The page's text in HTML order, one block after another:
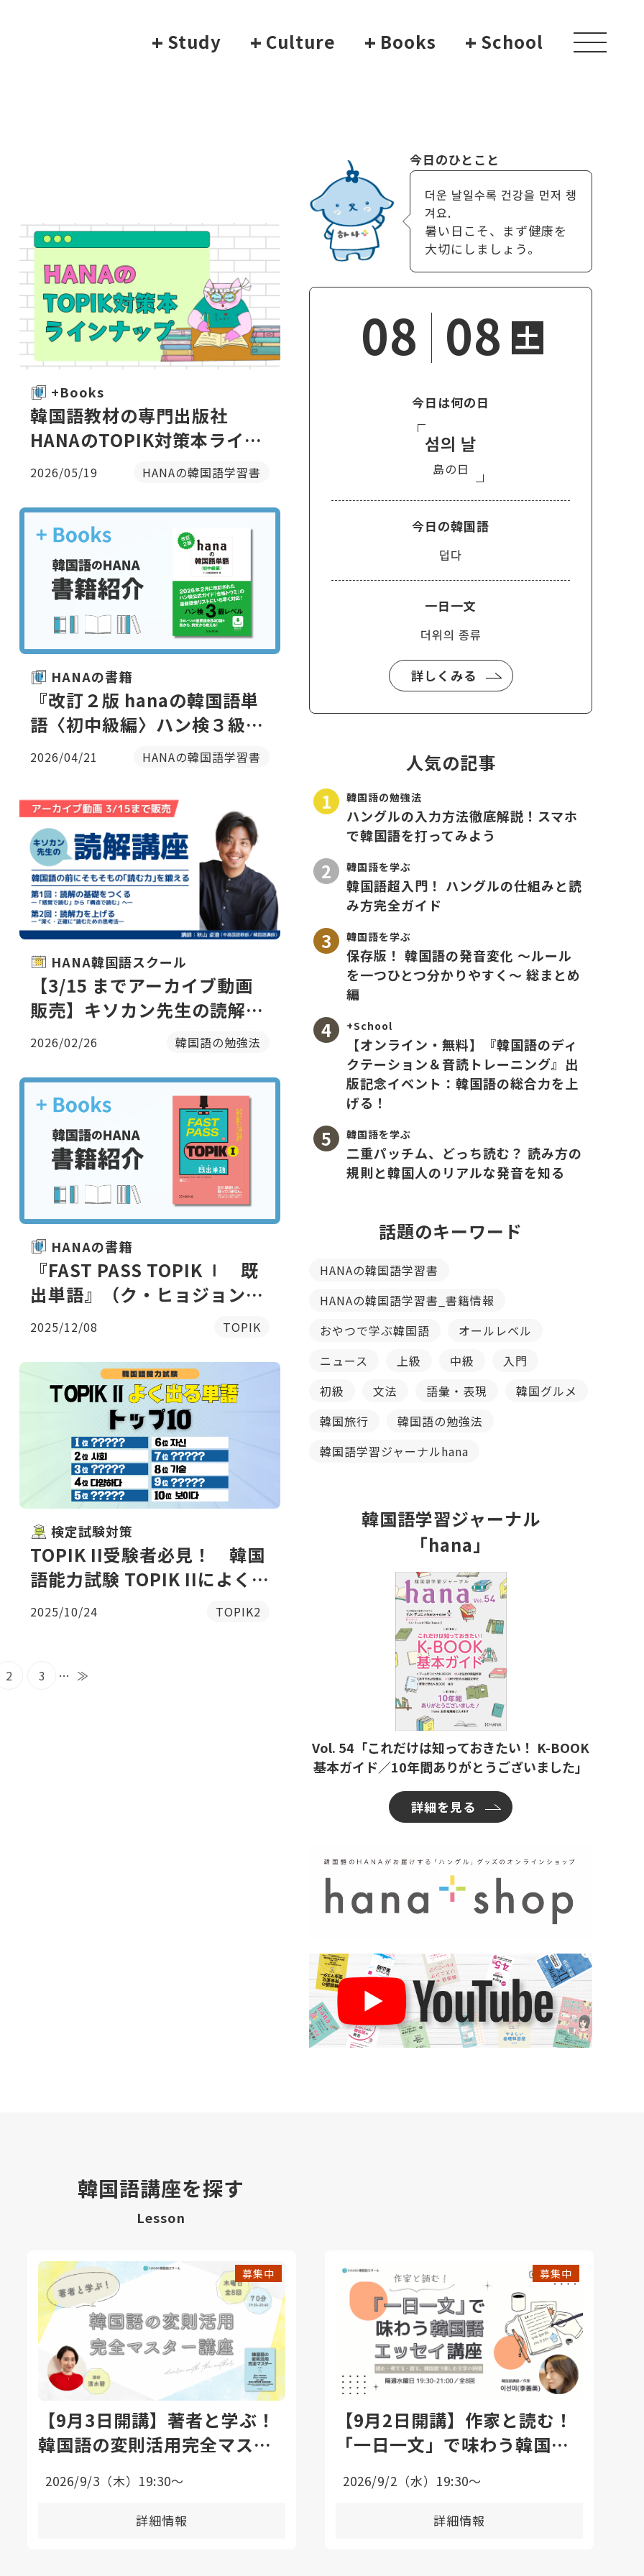
+ Study + Culture + Books + School
toggle
+Books
韓国語教材の専門出版社
HANAのTOPIK対策本ライン
ナップ
2026/05/19 HANAの韓国語学習書
HANAの書籍
『改訂２版 hanaの韓国語単
語〈初中級編〉ハン検３級レ
ベル』（ミリネ韓国語教室 著
2026/04/21 HANAの韓国語学習書
HANA韓国語スクール
【3/15 までアーカイブ動画
販売】キソカン先生の読解講
座｜韓国語の前にそもそもの
「読む力」を鍛える（全2
回）
2026/02/26 韓国語の勉強法
HANAの書籍
『FAST PASS TOPIK Ⅰ 既
出単語』（ク・ヒョジョン著
他｜HANA刊）
2025/12/08 TOPIK
検定試験対策
TOPIK II受験者必見！ 韓国
語能力試験 TOPIK IIによく出
る単語TOP10【例文付き】
2025/10/24 TOPIK2
2 3 … ≫
今日のひとこと
더운 날일수록 건강을 먼저 챙
겨요.
暑い日こそ、まず健康を
大切にしましょう。
08 08 土
今日は何の日
섬의 날
島の日
今日の韓国語
덥다
一日一文
더위의 종류
詳しくみる
人気の記事
韓国語の勉強法
ハングルの入力方法徹底解説！スマホ
で韓国語を打ってみよう
韓国語を学ぶ
韓国語超入門！ ハングルの仕組みと読
み方完全ガイド
韓国語を学ぶ
保存版！ 韓国語の発音変化 〜ルール
を一つひとつ分かりやすく〜 総まとめ
編
+School
【オンライン・無料】『韓国語のディ
クテーション＆音読トレーニング』出
版記念イベント：韓国語の総合力を上
げる！
韓国語を学ぶ
二重パッチム、どっち読む？ 読み方の
規則と韓国人のリアルな発音を知る
話題のキーワード
HANAの韓国語学習書
HANAの韓国語学習書_書籍情報
おやつで学ぶ韓国語
オールレベル
ニュース
上級 中級
入門
初級
文法 語彙・表現
韓国グルメ
韓国旅行
韓国語の勉強法
韓国語学習ジャーナルhana
韓国語学習ジャーナル
「hana」
Vol. 54「これだけは知っておきたい！ K-BOOK
基本ガイド／10年間ありがとうございました」
詳細を見る
韓国語講座を探す
Lesson
募集中
【9月3日開講】著者と学ぶ！
韓国語の変則活用完全マスタ
2026/9/3（木）19:30〜
詳細情報
募集中
【9月2日開講】作家と読む！
「一日一文」で味わう韓国語
2026/9/2（水）19:30〜
詳細情報